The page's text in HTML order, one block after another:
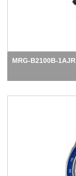
MRG-B2100B-1AJR